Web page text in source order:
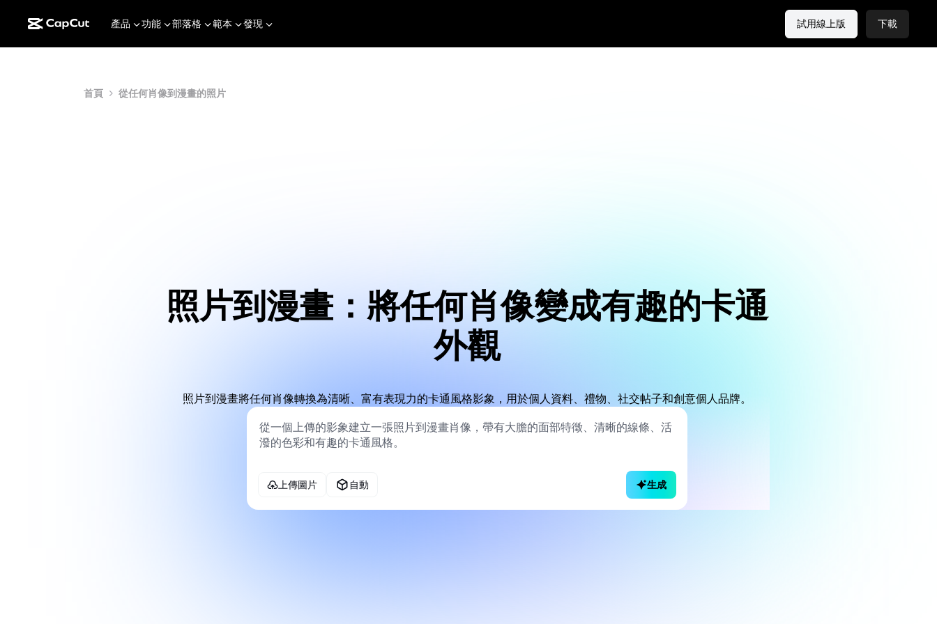
產品 功能 部落格 範本 發現 試用線上版 下載
首頁 從任何肖像到漫畫的照片
照片到漫畫：將任何肖像變成有趣的卡通
外觀
照片到漫畫將任何肖像轉換為清晰、富有表現力的卡通風格影象，用於個人資料、禮物、社交帖子和創意個人品牌。
上傳圖片 自動 生成